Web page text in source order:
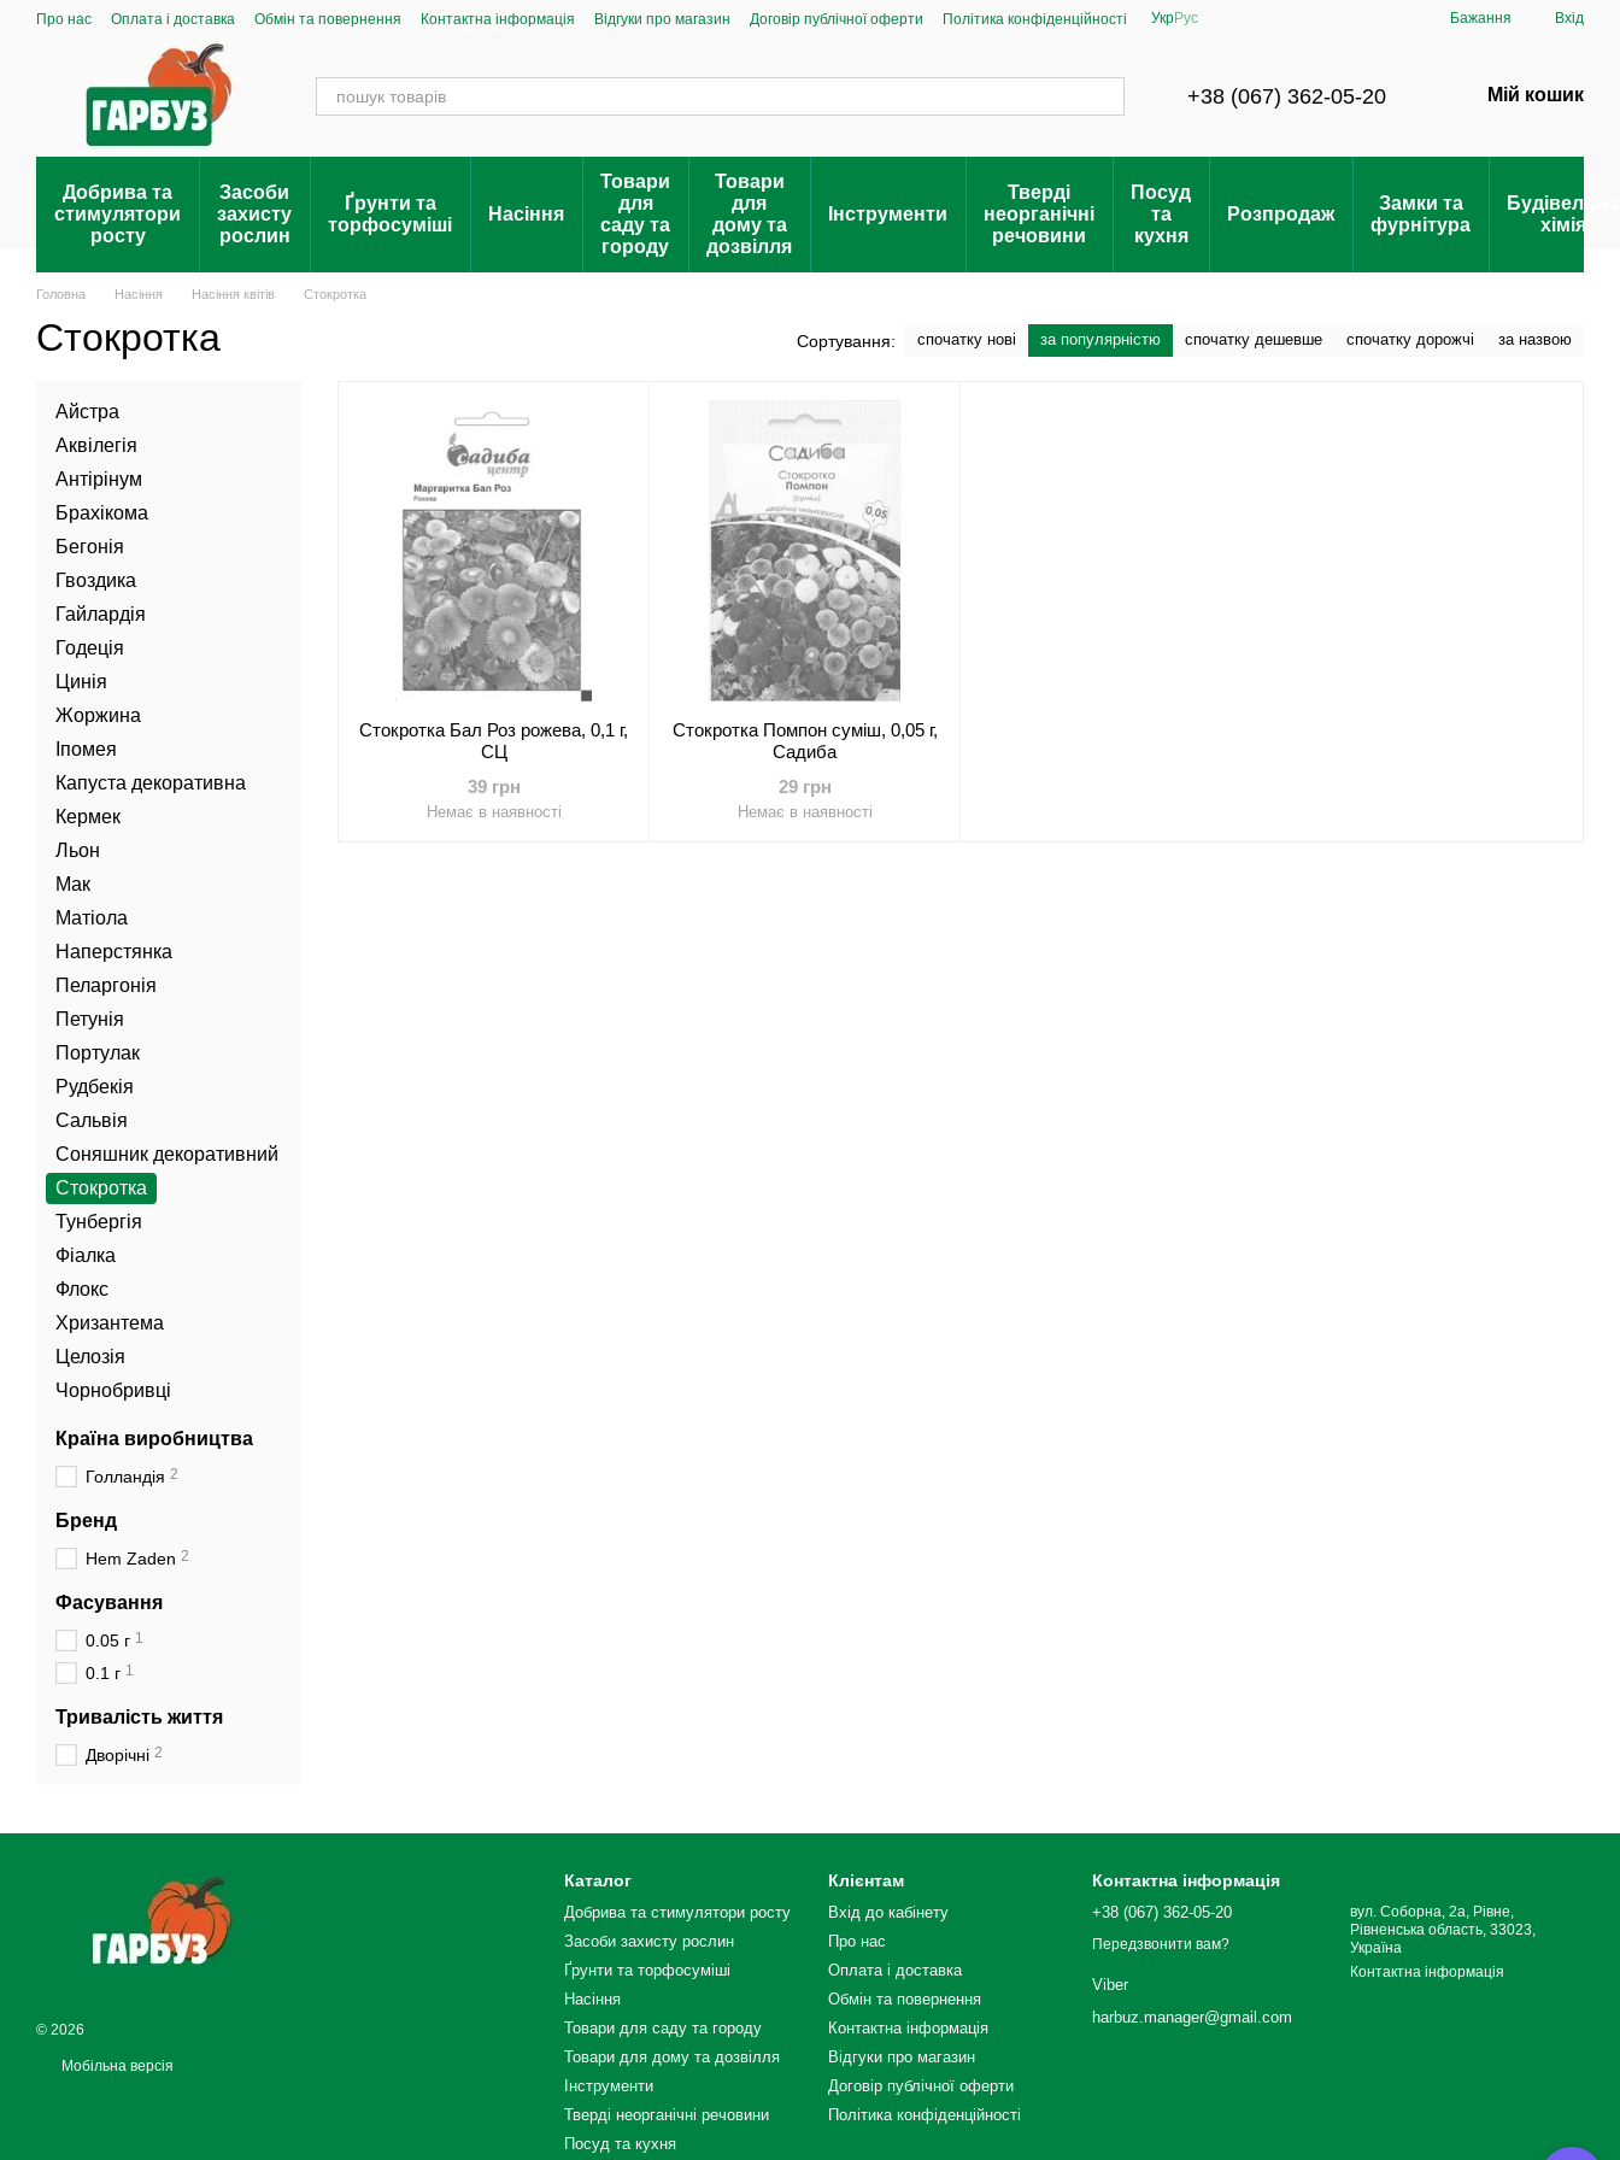
Перейти до основного контенту
Про нас Оплата і доставка Обмін та повернення Контактна інформація Відгуки про магазин Договір публічної оферти Політика конфіденційності УкрРус Бажання Вхід
+38 (067) 362-05-20 Мій кошик
Добрива та
стимулятори
росту
Засоби
захисту
рослин
Ґрунти та
торфосуміші
Насіння
Товари
для
саду та
городу
Товари
для
дому та
дозвілля
Інструменти
Тверді
неорганічні
речовини
Посуд
та
кухня
Розпродаж
Замки та
фурнітура
Будівельна
хімія
Головна Насіння Насіння квітів Стокротка
Стокротка Сортування: спочатку нові за популярністю спочатку дешевше спочатку дорожчі за назвою
Стокротка Бал Роз рожева, 0,1 г,
СЦ
39 грн
Немає в наявності
Стокротка Помпон суміш, 0,05 г,
Садиба
29 грн
Немає в наявності
Айстра
Аквілегія
Антірінум
Брахікома
Бегонія
Гвоздика
Гайлардія
Годеція
Цинія
Жоржина
Іпомея
Капуста декоративна
Кермек
Льон
Мак
Матіола
Наперстянка
Пеларгонія
Петунія
Портулак
Рудбекія
Сальвія
Соняшник декоративний
Стокротка
Тунбергія
Фіалка
Флокс
Хризантема
Целозія
Чорнобривці
Країна виробництва
Голландія 2
Бренд
Hem Zaden 2
Фасування
0.05 г 1
0.1 г 1
Тривалість життя
Дворічні 2
© 2026
Мобільна версія
Каталог
Добрива та стимулятори росту
Засоби захисту рослин
Ґрунти та торфосуміші
Насіння
Товари для саду та городу
Товари для дому та дозвілля
Інструменти
Тверді неорганічні речовини
Посуд та кухня
Клієнтам
Вхід до кабінету
Про нас
Оплата і доставка
Обмін та повернення
Контактна інформація
Відгуки про магазин
Договір публічної оферти
Політика конфіденційності
Контактна інформація
+38 (067) 362-05-20
Передзвонити вам?
Viber
harbuz.manager@gmail.com
вул. Соборна, 2а, Рівне,
Рівненська область, 33023,
Україна
Контактна інформація